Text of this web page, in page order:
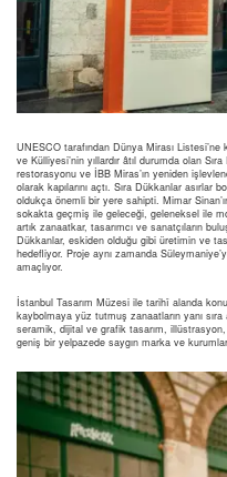
UNESCO tarafından Dünya Mirası
ve Külliyesi’nin yıllardır âtıl durumda olan
restorasyonu ve İBB Miras’ın yeniden
olarak kapılarını açtı. Sıra Dükkanlar
oldukça önemli bir yere sahipti. Mimar
sokakta geçmiş ile geleceği, geleneksel ile
artık zanaatkar, tasarımcı ve sanatçıların
Dükkanlar, eskiden olduğu gibi üretimin ve
hedefliyor. Proje aynı zamanda
amaçlıyor.
İstanbul Tasarım Müzesi ile tarihî alanda
kaybolmaya yüz tutmuş zanaatların yanı
seramik, dijital ve grafik tasarım,
geniş bir yelpazede saygın marka ve